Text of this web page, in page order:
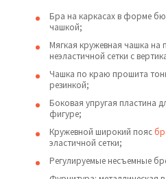
Бра на каркасах в форме
чашкой;
Мягкая кружевная чашка на
неэластичной сетки с
Чашка по краю прошита
резинкой;
Боковая упругая пластина
фигуре;
Кружевной широкий пояс
эластичной сетки;
Регулируемые несъемные